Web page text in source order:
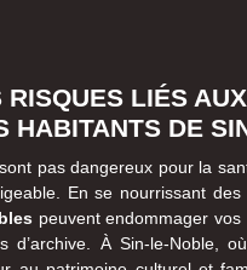
LIÉS
HABITANTS DE
pas dangereux pour la
En se nourrissant
peuvent endommager vos
d’archive. À Sin-le-Noble,